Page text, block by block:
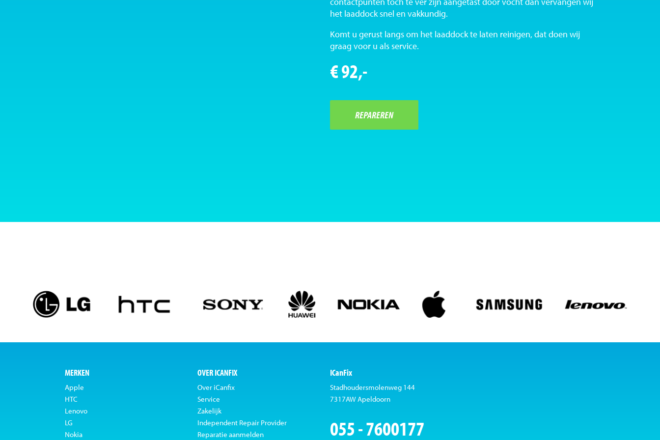
het laaddock snel en vakkundig.
Komt u gerust langs om het laaddock te laten reinigen, dat doen wij
graag voor u als service.
€ 92,-
REPAREREN
MERKEN
Apple
HTC
Lenovo
LG
Nokia
OVER ICANFIX
Over iCanfix
Service
Zakelijk
Independent Repair Provider
Reparatie aanmelden
ICanFix
Stadhoudersmolenweg 144
7317AW Apeldoorn
055 - 7600177